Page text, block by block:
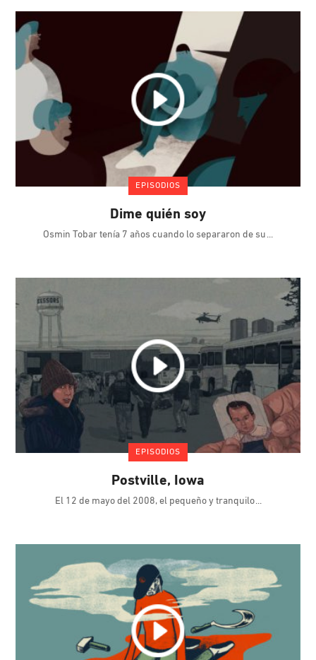
EPISODIOS
Dime quién soy
Osmin Tobar tenía 7 años cuando lo separaron de su
EPISODIOS
Postville, Iowa
El 12 de mayo del 2008, el pequeño y tranquilo